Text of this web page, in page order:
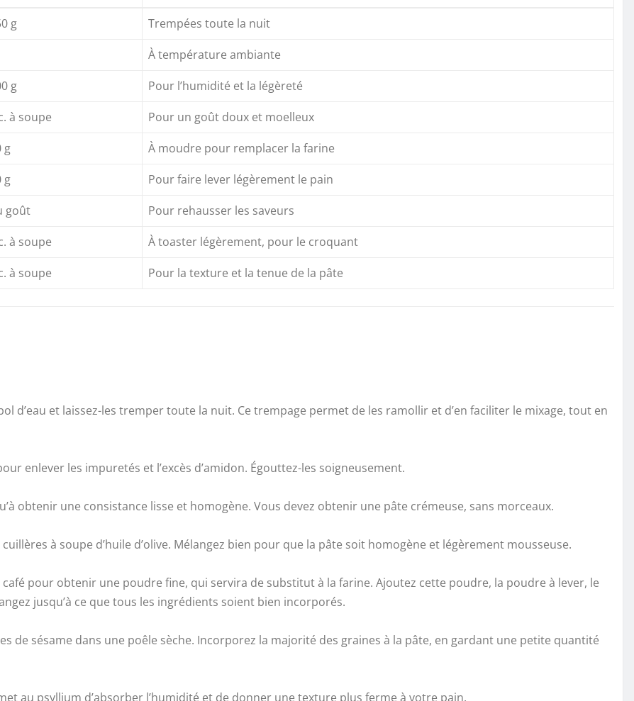
g
Trempées toute la nuit
À température ambiante
g
Pour l’humidité et la légèreté
à soupe
Pour un goût doux et moelleux
g
À moudre pour remplacer la farine
g
Pour faire lever légèrement le pain
goût
Pour rehausser les saveurs
à soupe
À toaster légèrement, pour le croquant
à soupe Pour la texture et la tenue de la pâte
d’eau et laissez-les tremper toute la nuit. Ce trempage permet de les ramollir et d’en faciliter le mixage, tout en
enlever les impuretés et l’excès d’amidon. Égouttez-les soigneusement.
obtenir une consistance lisse et homogène. Vous devez obtenir une pâte crémeuse, sans morceaux.
à soupe d’huile d’olive. Mélangez bien pour que la pâte soit homogène et légèrement mousseuse.
pour obtenir une poudre fine, qui servira de substitut à la farine. Ajoutez cette poudre, la poudre à lever, le
jusqu’à ce que tous les ingrédients soient bien incorporés.
de sésame dans une poêle sèche. Incorporez la majorité des graines à la pâte, en gardant une petite quantité
au psyllium d’absorber l’humidité et de donner une texture plus ferme à votre pain.